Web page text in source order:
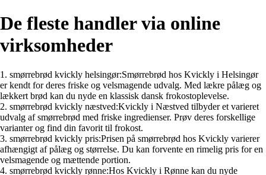
De fleste handler via online
virksomheder
1. smørrebrød kvickly helsingør:Smørrebrød hos Kvickly i Helsingør
er kendt for deres friske og velsmagende udvalg. Med lækre pålæg og
lækkert brød kan du nyde en klassisk dansk frokostoplevelse.
2. smørrebrød kvickly næstved:Kvickly i Næstved tilbyder et varieret
udvalg af smørrebrød med friske ingredienser. Prøv deres forskellige
varianter og find din favorit til frokost.
3. smørrebrød kvickly pris:Prisen på smørrebrød hos Kvickly varierer
afhængigt af pålæg og størrelse. Du kan forvente en rimelig pris for en
velsmagende og mættende portion.
4. smørrebrød kvickly rønne:Hos Kvickly i Rønne kan du nyde